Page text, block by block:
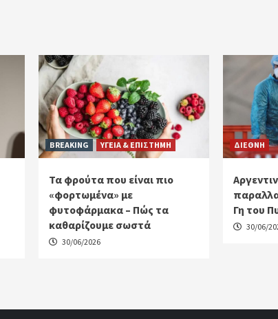
BREAKING ΥΓΕΙΑ & ΕΠΙΣΤΗΜΗ
Τα φρούτα που είναι πιο
«φορτωμένα» με
φυτοφάρμακα – Πώς τα
καθαρίζουμε σωστά
30/06/2026
ΔΙΕΘΝΗ
Γη του
30/06/